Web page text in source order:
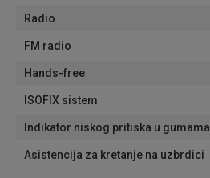
Radio
FM radio
Hands-free
ISOFIX sistem
Indikator niskog pritiska u gumama
Asistencija za kretanje na uzbrdici